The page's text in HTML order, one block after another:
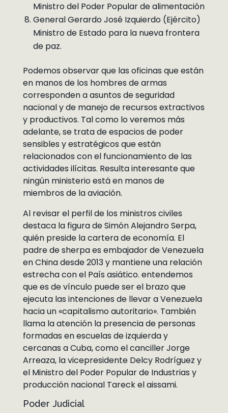
Ministro del Poder Popular de alimentación
General Gerardo José Izquierdo (Ejército)
Ministro de Estado para la nueva frontera
de paz.
Podemos observar que las oficinas que están
en manos de los hombres de armas
corresponden a asuntos de seguridad
nacional y de manejo de recursos extractivos
y productivos. Tal como lo veremos más
adelante, se trata de espacios de poder
sensibles y estratégicos que están
relacionados con el funcionamiento de las
actividades ilícitas. Resulta interesante que
ningún ministerio está en manos de
miembros de la aviación.
Al revisar el perfil de los ministros civiles
destaca la figura de Simón Alejandro Serpa,
quién preside la cartera de economía. El
padre de sherpa es embajador de Venezuela
en China desde 2013 y mantiene una relación
estrecha con el País asiático. entendemos
que es de vínculo puede ser el brazo que
ejecuta las intenciones de llevar a Venezuela
hacia un «capitalismo autoritario». También
llama la atención la presencia de personas
formadas en escuelas de izquierda y
cercanas a Cuba, como el canciller Jorge
Arreaza, la vicepresidente Delcy Rodríguez y
el Ministro del Poder Popular de Industrias y
producción nacional Tareck el aissami.
Poder Judicial